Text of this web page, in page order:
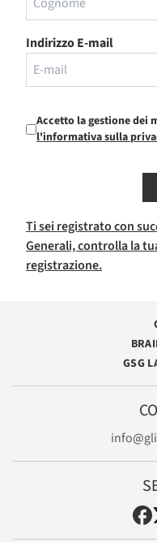
Indirizzo E-mail
Accetto la gestione dei
l'informativa sulla
Ti sei registrato con
Generali, controlla la
registrazione.
GSG